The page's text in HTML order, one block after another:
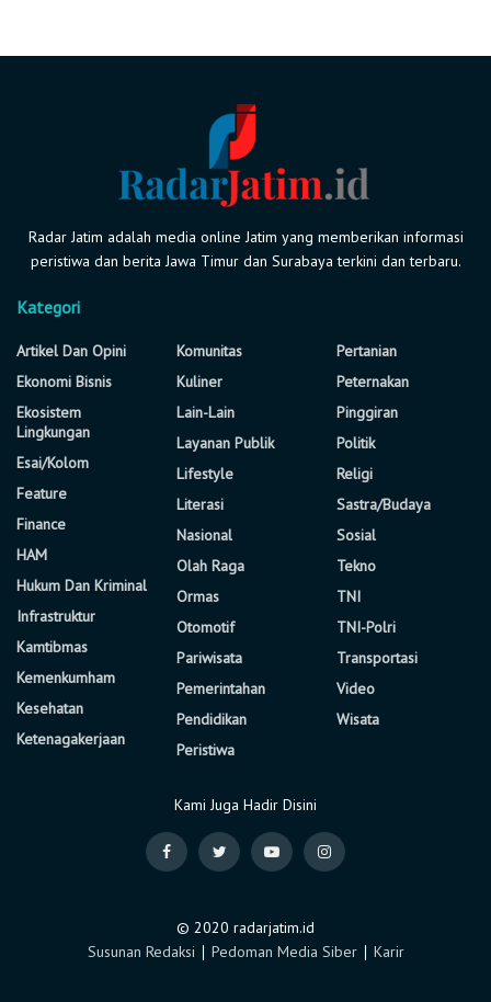
Radar Jatim adalah media online Jatim yang memberikan informasi
peristiwa dan berita Jawa Timur dan Surabaya terkini dan terbaru.
Kategori
Artikel Dan Opini
Ekonomi Bisnis
Ekosistem
Lingkungan
Esai/Kolom
Feature
Finance
HAM
Hukum Dan Kriminal
Infrastruktur
Kamtibmas
Kemenkumham
Kesehatan
Ketenagakerjaan
Komunitas
Kuliner
Lain-Lain
Layanan Publik
Lifestyle
Literasi
Nasional
Olah Raga
Ormas
Otomotif
Pariwisata
Pemerintahan
Pendidikan
Peristiwa
Pertanian
Peternakan
Pinggiran
Politik
Religi
Sastra/Budaya
Sosial
Tekno
TNI
TNI-Polri
Transportasi
Video
Wisata
Kami Juga Hadir Disini
© 2020 radarjatim.id
Susunan Redaksi ∣ Pedoman Media Siber∣ Karir